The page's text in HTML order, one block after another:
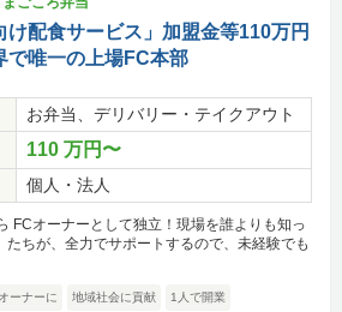
け配食サービス」加盟金等110万円
で唯一の上場FC本部
お弁当、デリバリー・テイクアウト
110 万円〜
個人・法人
FCオーナーとして独立！現場を誰よりも知っ
ちが、全力でサポートするので、未経験でも
ーナーに 地域社会に貢献 1人で開業